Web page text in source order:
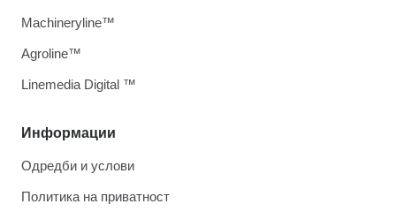
Информации
Одредби и услови
Политика на приватност
Machineryline™
Agroline™
Linemedia Digital ™